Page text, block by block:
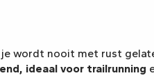
wordt nooit met rust
ideaal voor trailrunning